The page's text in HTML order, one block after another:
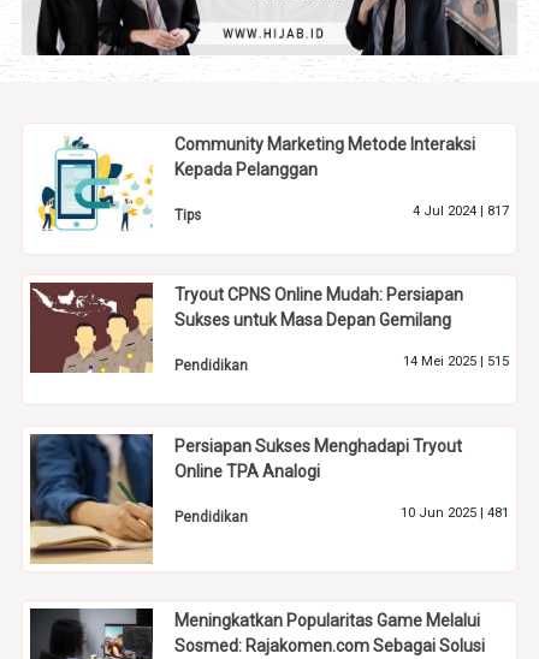
Community Marketing Metode Interaksi
Kepada Pelanggan
Tips 4 Jul 2024 | 817
Tryout CPNS Online Mudah: Persiapan
Sukses untuk Masa Depan Gemilang
Pendidikan 14 Mei 2025 | 515
Persiapan Sukses Menghadapi Tryout
Online TPA Analogi
Pendidikan 10 Jun 2025 | 481
Meningkatkan Popularitas Game Melalui
Sosmed: Rajakomen.com Sebagai Solusi